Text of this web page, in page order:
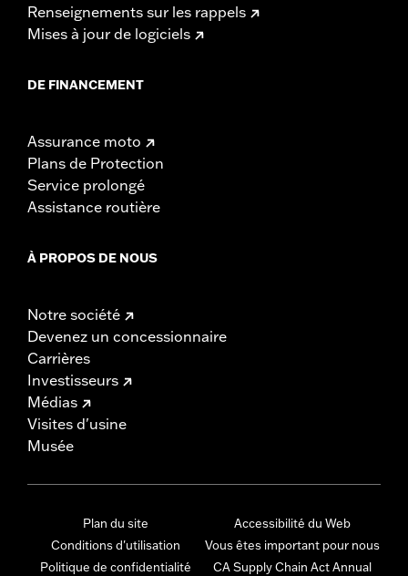
Renseignements sur les rappels
Mises à jour de logiciels
DE FINANCEMENT
Assurance moto
Plans de Protection
Service prolongé
Assistance routière
À PROPOS DE NOUS
Notre société
Devenez un concessionnaire
Carrières
Investisseurs
Médias
Visites d'usine
Musée
Plan du site
Conditions d'utilisation
Politique de confidentialité
Accessibilité du Web
Vous êtes important pour nous
CA Supply Chain Act Annual